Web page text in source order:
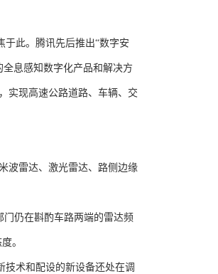
此。腾讯先后推出“数字安
息感知数字化产品和解决方
实现高速公路道路、车辆、交
波雷达、激光雷达、路侧边缘
仍在斟酌车路两端的雷达频
。
术和配设的新设备还处在调